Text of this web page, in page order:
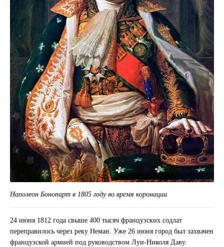
Наполеон Бонопарт в 1805 году во время коронации
24 июня 1812 года свыше 400 тысяч французских содлат
переправилось через реку Неман. Уже 26 июня город был захвачен
французской армией под руководством Луи-Николя Даву.